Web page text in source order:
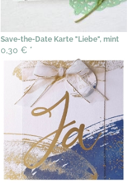
Save-the-Date Karte "Liebe", mint
0,30 € *